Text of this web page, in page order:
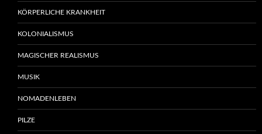
KÖRPERLICHE KRANKHEIT
KOLONIALISMUS
MAGISCHER REALISMUS
MUSIK
NOMADENLEBEN
PILZE